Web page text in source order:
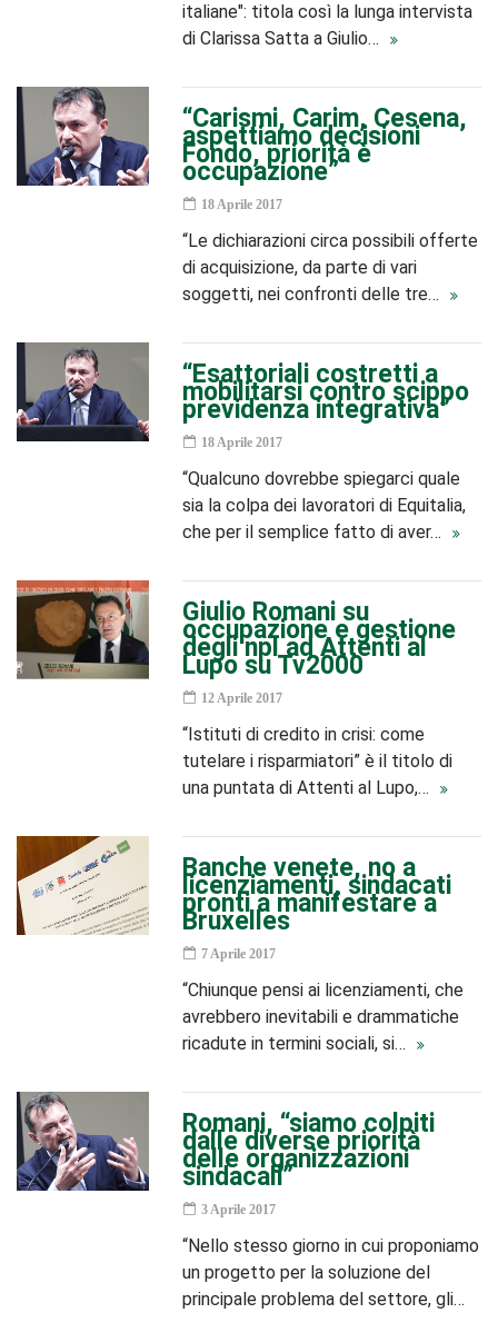
italiane": titola così la lunga intervista
di Clarissa Satta a Giulio…
“Carismi, Carim, Cesena,
aspettiamo decisioni
Fondo, priorità è
occupazione”
18 Aprile 2017
“Le dichiarazioni circa possibili offerte
di acquisizione, da parte di vari
soggetti, nei confronti delle tre…
“Esattoriali costretti a
mobilitarsi contro scippo
previdenza integrativa”
18 Aprile 2017
“Qualcuno dovrebbe spiegarci quale
sia la colpa dei lavoratori di Equitalia,
che per il semplice fatto di aver…
Giulio Romani su
occupazione e gestione
degli npl ad Attenti al
Lupo su Tv2000
12 Aprile 2017
“Istituti di credito in crisi: come
tutelare i risparmiatori” è il titolo di
una puntata di Attenti al Lupo,…
Banche venete, no a
licenziamenti, sindacati
pronti a manifestare a
Bruxelles
7 Aprile 2017
“Chiunque pensi ai licenziamenti, che
avrebbero inevitabili e drammatiche
ricadute in termini sociali, si…
Romani, “siamo colpiti
dalle diverse priorità
delle organizzazioni
sindacali”
3 Aprile 2017
“Nello stesso giorno in cui proponiamo
un progetto per la soluzione del
principale problema del settore, gli…